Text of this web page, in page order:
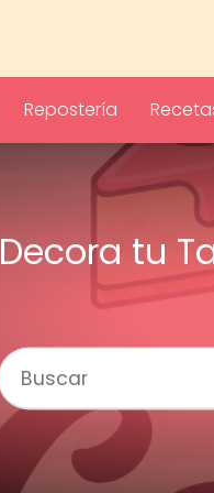
Repostería
Decora tu